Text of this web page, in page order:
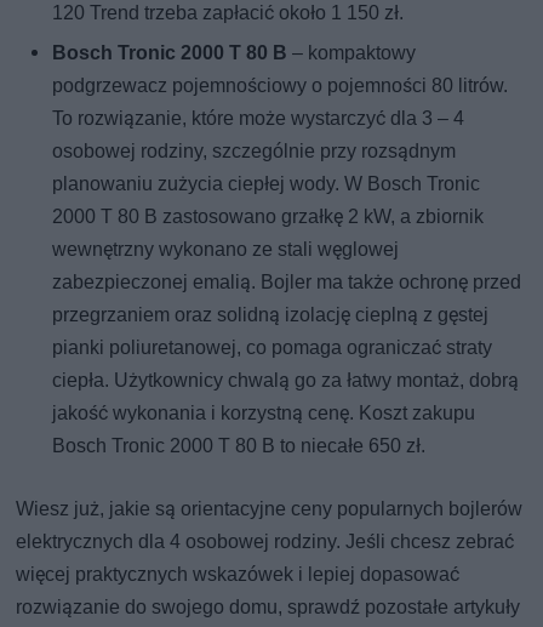
120 Trend trzeba zapłacić około 1 150 zł.
Bosch Tronic 2000 T 80 B – kompaktowy
podgrzewacz pojemnościowy o pojemności 80 litrów.
To rozwiązanie, które może wystarczyć dla 3 – 4
osobowej rodziny, szczególnie przy rozsądnym
planowaniu zużycia ciepłej wody. W Bosch Tronic
2000 T 80 B zastosowano grzałkę 2 kW, a zbiornik
wewnętrzny wykonano ze stali węglowej
zabezpieczonej emalią. Bojler ma także ochronę przed
przegrzaniem oraz solidną izolację cieplną z gęstej
pianki poliuretanowej, co pomaga ograniczać straty
ciepła. Użytkownicy chwalą go za łatwy montaż, dobrą
jakość wykonania i korzystną cenę. Koszt zakupu
Bosch Tronic 2000 T 80 B to niecałe 650 zł.
Wiesz już, jakie są orientacyjne ceny popularnych bojlerów
elektrycznych dla 4 osobowej rodziny. Jeśli chcesz zebrać
więcej praktycznych wskazówek i lepiej dopasować
rozwiązanie do swojego domu, sprawdź pozostałe artykuły